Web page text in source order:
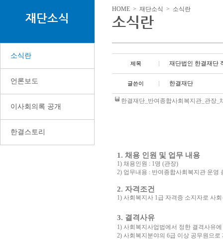
재단소식
소식란
언론보도
이사회의록 공개
한결스토리
HOME > 재단소식 > 소식란
소식란
제목 재단법인 한결재단
글쓴이 한결재단
한결재단_반여종합사회복지관_관장_
1. 채용 인원 및 업무 내용
1) 채용인원 : 1명 (관장)
2) 업무내용 : 반여종합사회복지관 운영
2. 자격조건
1) 사회복지사 1급 자격증 소지자로 사
3. 결격사유
1) 사회복지사업법에서 정한 결격사유
2) 사회복지분야의 6급 이상 공무원으